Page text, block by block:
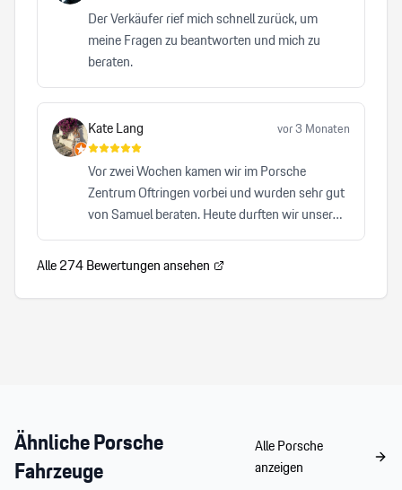
hat mich mit einer vergleichbaren Herzlichkeit,
Professionalität und Zuverlässigkeit überzeugt.
Der Verkäufer rief mich schnell zurück, um
meine Fragen zu beantworten und mich zu
beraten.
Kate Lang vor 3 Monaten
Vor zwei Wochen kamen wir im Porsche
Zentrum Oftringen vorbei und wurden sehr gut
von Samuel beraten. Heute durften wir unser
Auto abholen und waren von A-Z zufrieden. Wir
können Samuel von Herzen und auch das
Porsche Zentrum Oftrigen sehr empfehlen.
Herzlicher, kompetenter Service, der keinen
Alle274Bewertungen ansehen
ÄhnlichePorsche
Fahrzeuge
AllePorsche
anzeigen